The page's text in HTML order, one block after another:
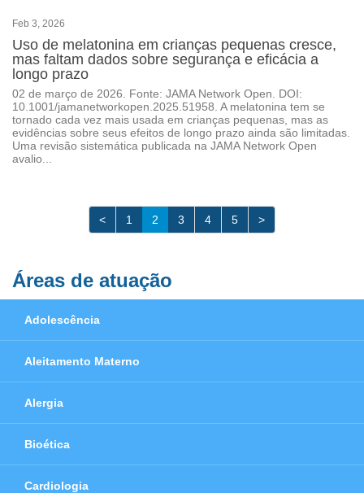
Feb 3, 2026
Uso de melatonina em crianças pequenas cresce,
mas faltam dados sobre segurança e eficácia a
longo prazo
02 de março de 2026. Fonte: JAMA Network Open. DOI:
10.1001/jamanetworkopen.2025.51958. A melatonina tem se
tornado cada vez mais usada em crianças pequenas, mas as
evidências sobre seus efeitos de longo prazo ainda são limitadas.
Uma revisão sistemática publicada na JAMA Network Open
avalio...
< 1 2 3 4 5 >
Áreas de atuação
Adolescência
Aleitamento Materno
Alergia
Bioética
Cardiologia